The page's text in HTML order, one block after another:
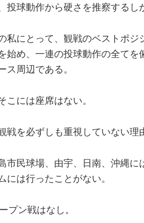
投球動作から硬さを推察するし
私にとって、観戦のベストポ
始め、一連の投球動作の全てを
ス周辺である。
こには座席はない。
戦を必ずしも重視していない理
市民球場、由宇、日南、沖縄
には行ったことがない。
プン戦はなし。